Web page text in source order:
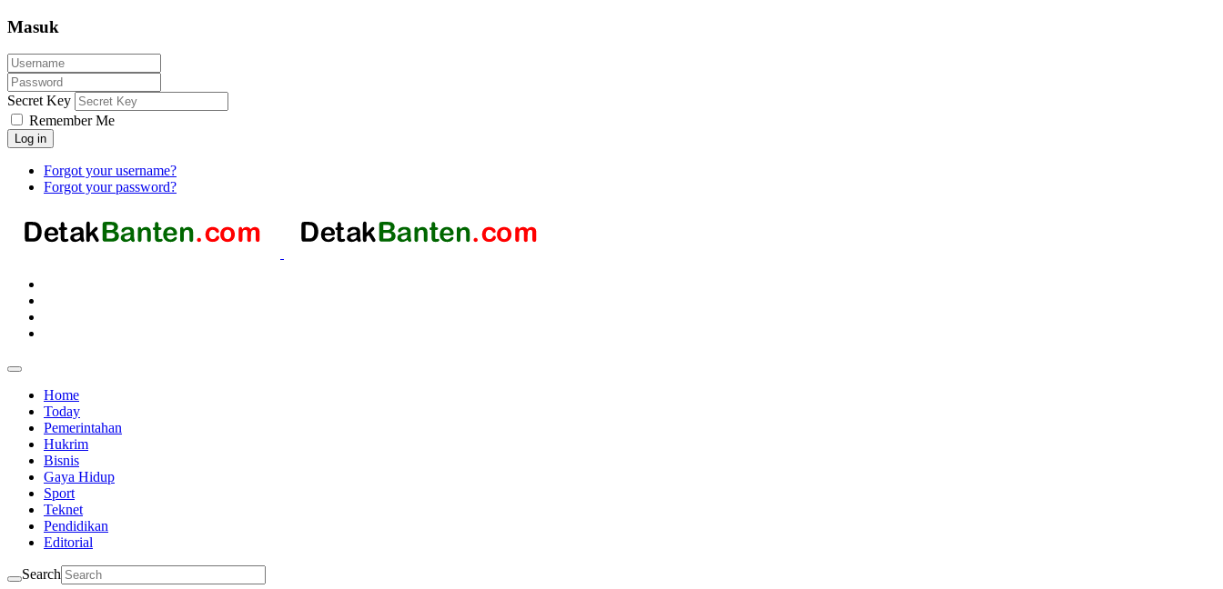
Masuk
Secret Key
Remember Me
Log in
Forgot your username?
Forgot your password?
Home
Today
Pemerintahan
Hukrim
Bisnis
Gaya Hidup
Sport
Teknet
Pendidikan
Editorial
Search